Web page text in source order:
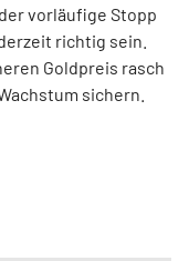
vorläufige Stopp
richtig sein.
Goldpreis rasch
sichern.